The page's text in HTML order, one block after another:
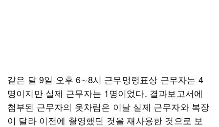
같은 달 9일 오후 6∼8시 근무명령표상 근무자는 4
명이지만 실제 근무자는 1명이었다. 결과보고서에
첨부된 근무자의 옷차림은 이날 실제 근무자와 복장
이 달라 이전에 촬영했던 것을 재사용한 것으로 보